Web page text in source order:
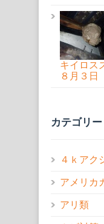
キイロス
８月３
カテゴリー
４ｋアク
アメリカ
アリ類